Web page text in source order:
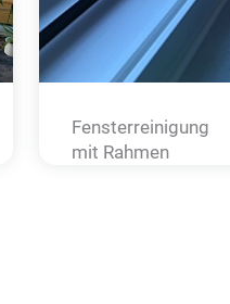
Fensterreinigung
mit Rahmen